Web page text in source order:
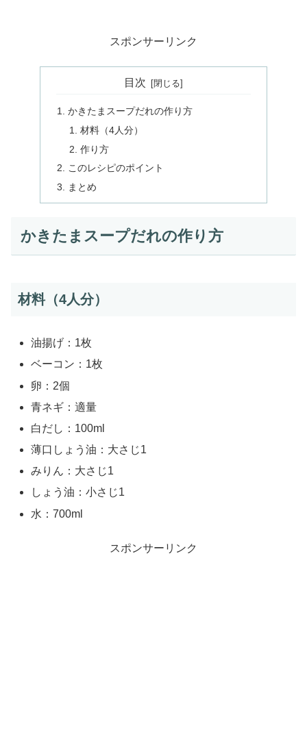
スポンサーリンク
目次
かきたまスープだれの作り方
材料（4人分）
作り方
このレシピのポイント
まとめ
かきたまスープだれの作り方
材料（4人分）
油揚げ：1枚
ベーコン：1枚
卵：2個
青ネギ：適量
白だし：100ml
薄口しょう油：大さじ1
みりん：大さじ1
しょう油：小さじ1
水：700ml
スポンサーリンク